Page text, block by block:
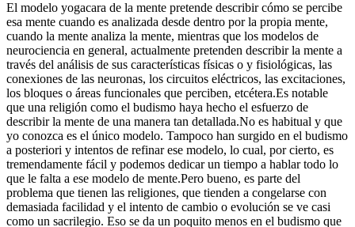
El modelo yogacara de la mente pretende describir cómo se percibe
esa mente cuando es analizada desde dentro por la propia mente,
cuando la mente analiza la mente, mientras que los modelos de
neurociencia en general, actualmente pretenden describir la mente a
través del análisis de sus características físicas o y fisiológicas, las
conexiones de las neuronas, los circuitos eléctricos, las excitaciones,
los bloques o áreas funcionales que perciben, etcétera.Es notable
que una religión como el budismo haya hecho el esfuerzo de
describir la mente de una manera tan detallada.No es habitual y que
yo conozca es el único modelo. Tampoco han surgido en el budismo
a posteriori y intentos de refinar ese modelo, lo cual, por cierto, es
tremendamente fácil y podemos dedicar un tiempo a hablar todo lo
que le falta a ese modelo de mente.Pero bueno, es parte del
problema que tienen las religiones, que tienden a congelarse con
demasiada facilidad y el intento de cambio o evolución se ve casi
como un sacrilegio. Eso se da un poquito menos en el budismo que